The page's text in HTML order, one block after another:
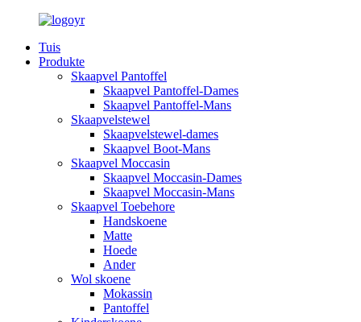
Tuis
Produkte
Skaapvel Pantoffel
Skaapvel Pantoffel-Dames
Skaapvel Pantoffel-Mans
Skaapvelstewel
Skaapvelstewel-dames
Skaapvel Boot-Mans
Skaapvel Moccasin
Skaapvel Moccasin-Dames
Skaapvel Moccasin-Mans
Skaapvel Toebehore
Handskoene
Matte
Hoede
Ander
Wol skoene
Mokassin
Pantoffel